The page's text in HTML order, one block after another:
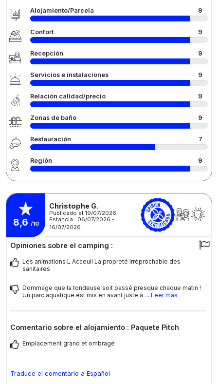
Alojamiento/Parcela 9
Confort 9
Recepción 9
Servicios e instalaciones 9
Relación calidad/precio 9
Zonas de baño 9
Restauración 7
Región 9
8,6 /10
Christophe G.
Publicado el 19/07/2026
Estancia : 06/07/2026 -
16/07/2026
Opiniones sobre el camping :
Les animations L Acceuil La propreté irréprochable des
sanitaires
Dommage que la tondeuse soit passé presque chaque matin !
Un parc aquatique est mis en avant juste à ... Leer más
Comentario sobre el alojamiento : Paquete Pitch
Emplacement grand et ombragé
Traduce el comentario a Español